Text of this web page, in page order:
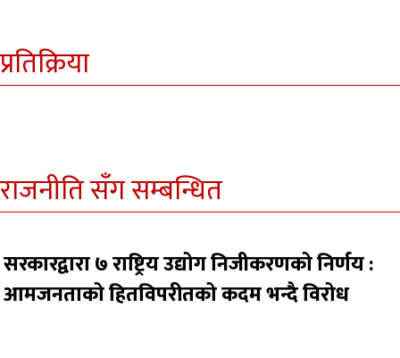
प्रतिक्रिया
राजनीति सँग सम्बन्धित
सरकारद्वारा ७ राष्ट्रिय उद्योग निजीकरणको निर्णय :
आमजनताको हितविपरीतको कदम भन्दै विरोध